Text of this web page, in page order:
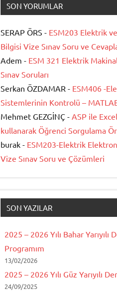
SON YORUMLAR
SERAP ÖRS - ESM203 Elektrik
Bilgisi Vize Sınav Soru ve
Adem - ESM 321 Elektrik
Sınav Soruları
Serkan ÖZDAMAR - ESM406 -
Sistemlerinin Kontrolü –
Mehmet GEZGİNÇ - ASP ile
kullanarak Öğrenci Sorgulama
burak - ESM203-Elektrik
Vize Sınav Soru ve Çözümleri
SON YAZILAR
2025 – 2026 Yılı Bahar Yarıyılı
Programım
13/02/2026
2025 – 2026 Yılı Güz Yarıyılı
24/09/2025